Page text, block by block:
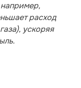
расход
ускоряя